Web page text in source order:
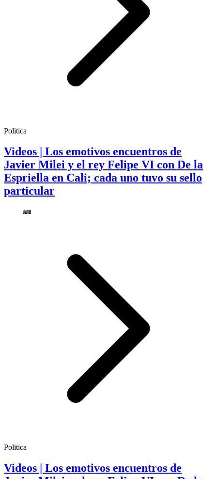
Politica
Videos | Los emotivos encuentros de
Javier Milei y el rey Felipe VI con De la
Espriella en Cali; cada uno tuvo su sello
particular
Politica
Videos | Los emotivos encuentros de